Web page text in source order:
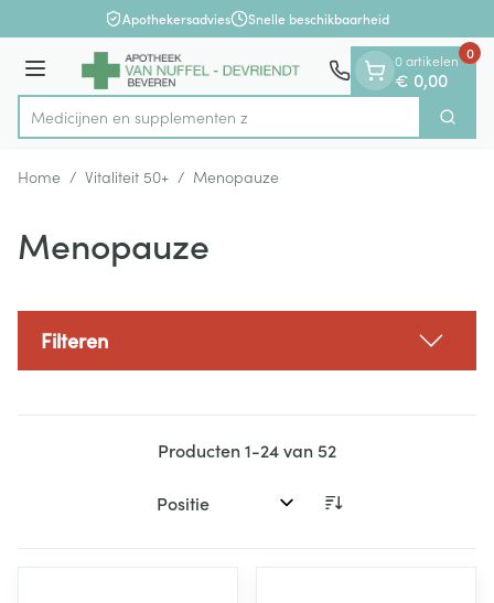
Ga naar de inhoudApothekersadvies Snelle beschikbaarheid
Menu
Product, merk, categorie...
Medicijn Zoek
0 artikelen
€ 0,00
0
Home / Vitaliteit 50+ / Menopauze
Menopauze
Filteren
Producten1-24van52
Sorteer op: